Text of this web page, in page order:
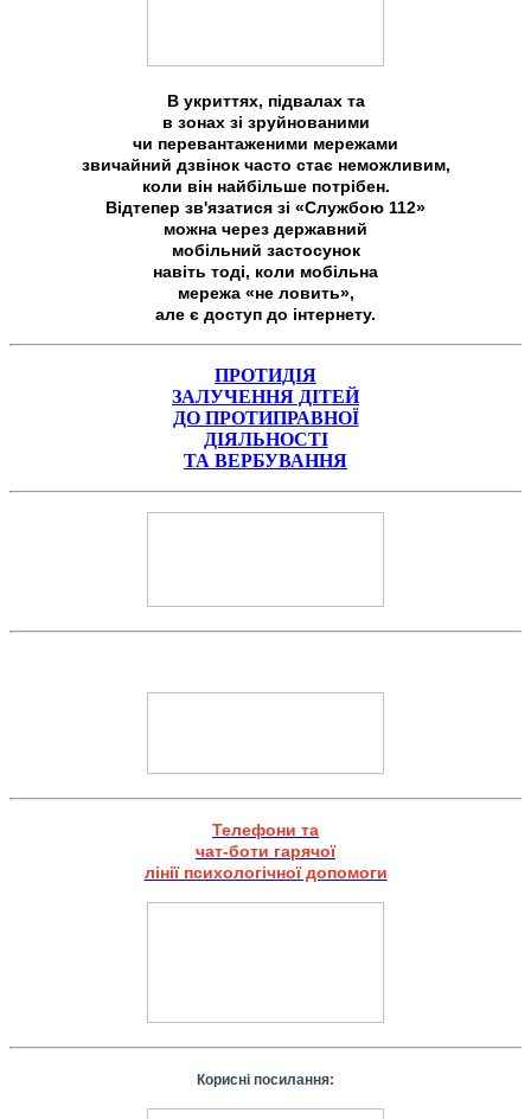
В укриттях, підвалах та
в зонах зі зруйнованими
чи перевантаженими мережами
звичайний дзвінок часто стає неможливим,
коли він найбільше потрібен.
Відтепер зв'язатися зі «Службою 112»
можна через державний
мобільний застосунок
навіть тоді, коли мобільна
мережа «не ловить»,
але є доступ до інтернету.
ПРОТИДІЯ
ЗАЛУЧЕННЯ ДІТЕЙ
ДО ПРОТИПРАВНОЇ
ДІЯЛЬНОСТІ
ТА ВЕРБУВАННЯ
Телефони та
чат-боти гарячої
лінії психологічної допомоги
Корисні посилання: